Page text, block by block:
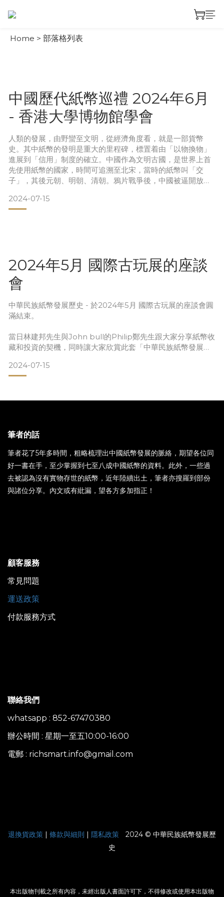
Home > 部落格列表
中國歷代紙幣巡禮 2024年6月
- 香港大學博物館學會
人類的發展，由野蠻至文明，從經濟角度看，就是一部貨幣
史。其中紙幣的發明是重大的里程碑，標置着由「以物換物」
進展到「信用」制度的確立。中國作為文明古國，是世界上首
先使用紙幣的國家，時間可追溯至北宋，當時的紙幣叫「交
子」，其後元朝、明朝、清朝。鴉片戰爭後，中國被逼開放門
中國政府及民間的黃金及白銀。
英國是
2024-07-15
2024年5月 國際古玩展的座談
會
中華民族紙幣發展歷史 - 於2024年5月 國際古玩展的座談會圓
滿結束。
當日林建邦先生與John bull的Philip鄭先生跟大家分享紙幣收
藏和投資的契機，同時讓大家欣賞此套「中華民族紙幣發展歷
2024-07-15
筆者的話
筆者花了5年多時間，粗略梳理出中國紙幣發展的脈絡，期望各位同
好一書在手，至少掌握到七至八成中國紙幣的資料。此外，一些過
去被認為沒有實物存世的紙幣，近年陸續出土，筆者亦搜羅到部份
與諸位分享。內文或有紕漏，望各方多加指正！
顧客服務
常見問題
運送政策
付款服務方式
聯絡我們
whatsapp : 852-67470380
辦公時間 : 星期一至五10:00-16:00
電郵 : richsmart.info@gmail.com
退換貨政策 條款與細則 隱私政策
2024 © 中華民族紙幣發展歷
史
本出版物刊載之所有內容，未經出版人書面許可下，不得修改或使用本出版物